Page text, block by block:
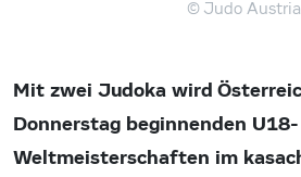
© Judo Austria
Mit zwei Judoka wird
Donnerstag beginnenden U18-
Weltmeisterschaften im